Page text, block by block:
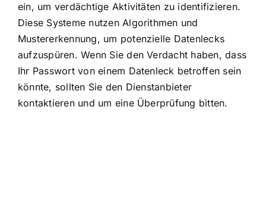
ein, um verdächtige Aktivitäten zu identifizieren.
Diese Systeme nutzen Algorithmen und
Mustererkennung, um potenzielle Datenlecks
aufzuspüren. Wenn Sie den Verdacht haben, dass
Ihr Passwort von einem Datenleck betroffen sein
könnte, sollten Sie den Dienstanbieter
kontaktieren und um eine Überprüfung bitten.